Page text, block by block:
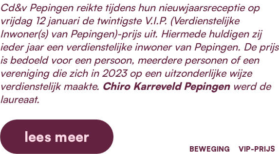
Cd&v Pepingen reikte tijdens hun nieuwjaarsreceptie op
vrijdag 12 januari de twintigste V.I.P. (Verdienstelijke
Inwoner(s) van Pepingen)-prijs uit. Hiermede huldigen zij
ieder jaar een verdienstelijke inwoner van Pepingen. De prijs
is bedoeld voor een persoon, meerdere personen of een
vereniging die zich in 2023 op een uitzonderlijke wijze
verdienstelijk maakte. Chiro Karreveld Pepingenwerd de
laureaat.
lees meer
BEWEGING VIP-PRIJS